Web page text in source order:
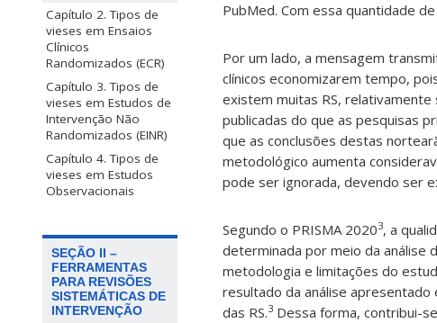
Capítulo 2. Tipos de
vieses em Ensaios
Clínicos
Randomizados (ECR)
Capítulo 3. Tipos de
vieses em Estudos de
Intervenção Não
Randomizados (EINR)
Capítulo 4. Tipos de
vieses em Estudos
Observacionais
SEÇÃO II –
FERRAMENTAS
PARA REVISÕES
SISTEMÁTICAS DE
INTERVENÇÃO
PubMed. Com essa quantidade
Por um lado, a mensagem
clínicos economizarem tempo,
existem muitas RS, relativamente
publicadas do que as pesquisas
que as conclusões destas
metodológico aumenta
pode ser ignorada, devendo ser
Segundo o PRISMA 20203, a
determinada por meio da análise
metodologia e limitações do
resultado da análise apresentado
das RS.3 Dessa forma, contribui-